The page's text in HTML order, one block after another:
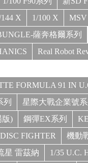
144 X 1/100 X MSV
薩奔格爾系列
Real Robot
FORMULA 91 IN
列
星際大戰企業號系
版)
鋼彈EX系列
DISC FIGHTER 機動
星 雷茲納
1/35 U.C.